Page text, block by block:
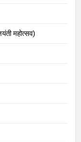
महोत्सव)